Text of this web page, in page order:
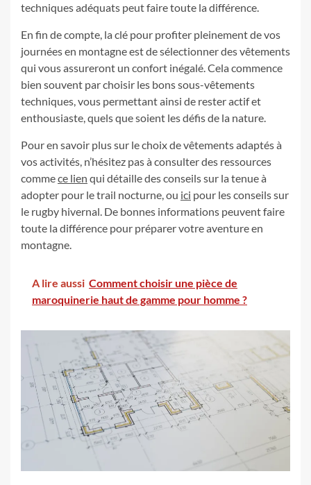
techniques adéquats peut faire toute la différence.
En fin de compte, la clé pour profiter pleinement de vos
journées en montagne est de sélectionner des vêtements
qui vous assureront un confort inégalé. Cela commence
bien souvent par choisir les bons sous-vêtements
techniques, vous permettant ainsi de rester actif et
enthousiaste, quels que soient les défis de la nature.
Pour en savoir plus sur le choix de vêtements adaptés à
vos activités, n’hésitez pas à consulter des ressources
commece lien qui détaille des conseils sur la tenue à
adopter pour le trail nocturne, ou ici pour les conseils sur
le rugby hivernal. De bonnes informations peuvent faire
toute la différence pour préparer votre aventure en
montagne.
A lire aussi Comment choisir une pièce de
maroquinerie haut de gamme pour homme ?